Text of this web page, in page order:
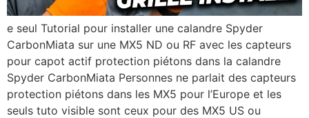
e seul Tutorial pour installer une calandre Spyder
CarbonMiata sur une MX5 ND ou RF avec les capteurs
pour capot actif protection piétons dans la calandre
Spyder CarbonMiata Personnes ne parlait des capteurs
protection piétons dans les MX5 pour l’Europe et les
seuls tuto visible sont ceux pour des MX5 US ou